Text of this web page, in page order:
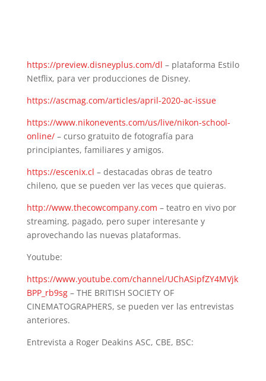
https://preview.disneyplus.com/dl – plataforma Estilo
Netflix, para ver producciones de Disney.
https://ascmag.com/articles/april-2020-ac-issue
https://www.nikonevents.com/us/live/nikon-school-
online/– curso gratuito de fotografía para
principiantes, familiares y amigos.
https://escenix.cl – destacadas obras de teatro
chileno, que se pueden ver las veces que quieras.
http://www.thecowcompany.com – teatro en vivo por
streaming, pagado, pero super interesante y
aprovechando las nuevas plataformas.
Youtube:
https://www.youtube.com/channel/UChASipfZY4MVjk
BPP_rb9sg– THE BRITISH SOCIETY OF
CINEMATOGRAPHERS, se pueden ver las entrevistas
anteriores.
Entrevista a Roger Deakins ASC, CBE, BSC: